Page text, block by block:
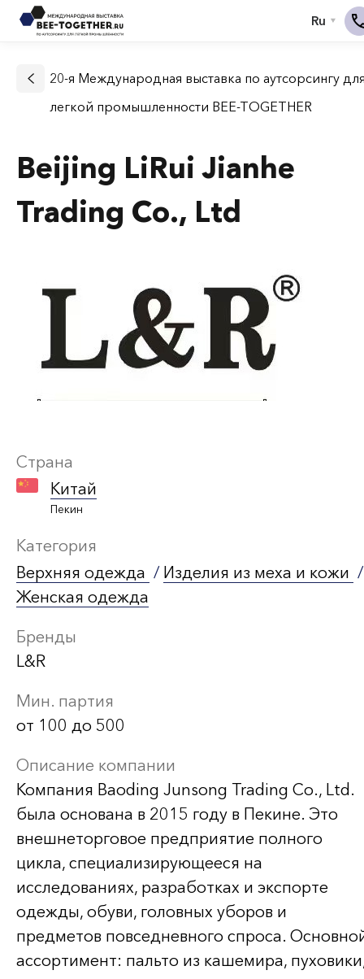
20-я Международная выставка по аутсорсингу
легкой промышленности BEE-TOGETHER
Beijing LiRui Jianhe
Trading Co., Ltd
Страна
Китай
Пекин
Категория
Верхняя одежда / Изделия из меха и кожи /
Женская одежда
Бренды
L&R
Мин. партия
от 100 до 500
Описание компании
Компания Baoding Junsong Trading Co., Ltd.
была основана в 2015 году в Пекине. Это
внешнеторговое предприятие полного
цикла, специализирующееся на
исследованиях, разработках и экспорте
одежды, обуви, головных уборов и
предметов повседневного спроса.
ассортимент: пальто из кашемира,